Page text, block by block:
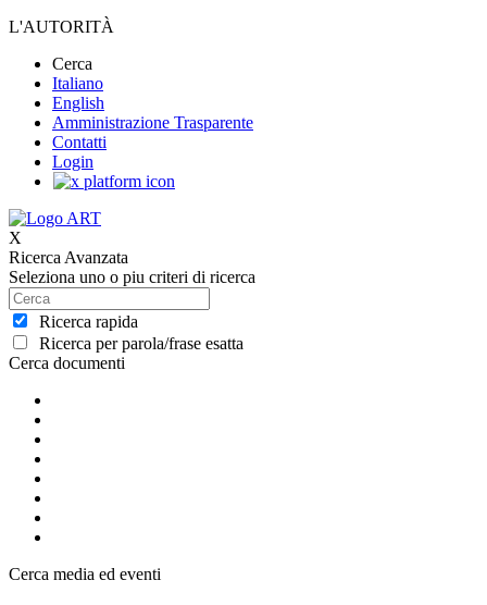
L'AUTORITÀ
Cerca
Italiano
English
Amministrazione Trasparente
Contatti
Login
X
Ricerca Avanzata
Seleziona uno o piu criteri di ricerca
Ricerca rapida
Ricerca per parola/frase esatta
Cerca documenti
Cerca media ed eventi